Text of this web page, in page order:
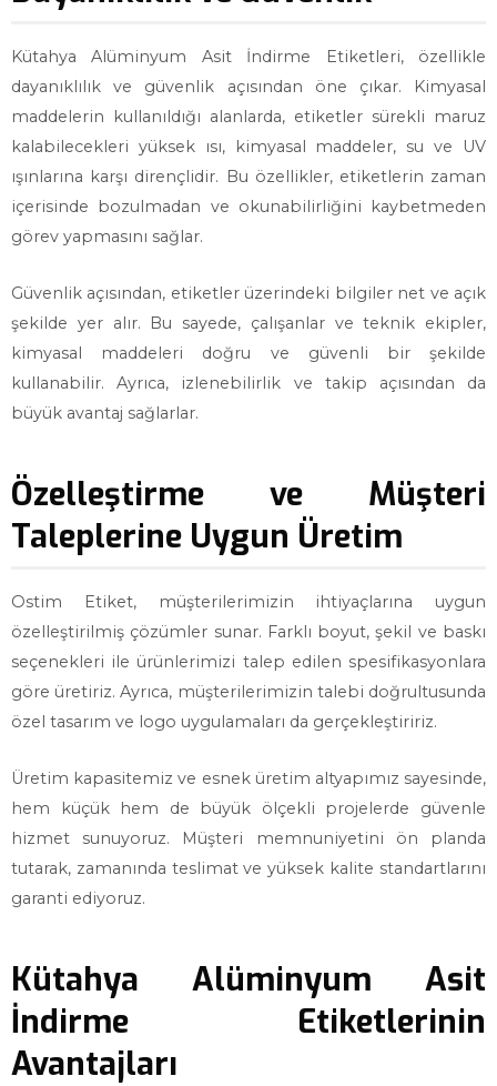
Kütahya Alüminyum Asit İndirme Etiketleri, özellikle
dayanıklılık ve güvenlik açısından öne çıkar. Kimyasal
maddelerin kullanıldığı alanlarda, etiketler sürekli maruz
kalabilecekleri yüksek ısı, kimyasal maddeler, su ve UV
ışınlarına karşı dirençlidir. Bu özellikler, etiketlerin zaman
içerisinde bozulmadan ve okunabilirliğini kaybetmeden
görev yapmasını sağlar.
Güvenlik açısından, etiketler üzerindeki bilgiler net ve açık
şekilde yer alır. Bu sayede, çalışanlar ve teknik ekipler,
kimyasal maddeleri doğru ve güvenli bir şekilde
kullanabilir. Ayrıca, izlenebilirlik ve takip açısından da
büyük avantaj sağlarlar.
Özelleştirme ve Müşteri
Taleplerine Uygun Üretim
Ostim Etiket, müşterilerimizin ihtiyaçlarına uygun
özelleştirilmiş çözümler sunar. Farklı boyut, şekil ve baskı
seçenekleri ile ürünlerimizi talep edilen spesifikasyonlara
göre üretiriz. Ayrıca, müşterilerimizin talebi doğrultusunda
özel tasarım ve logo uygulamaları da gerçekleştiririz.
Üretim kapasitemiz ve esnek üretim altyapımız sayesinde,
hem küçük hem de büyük ölçekli projelerde güvenle
hizmet sunuyoruz. Müşteri memnuniyetini ön planda
tutarak, zamanında teslimat ve yüksek kalite standartlarını
garanti ediyoruz.
Kütahya Alüminyum Asit
İndirme Etiketlerinin
Avantajları